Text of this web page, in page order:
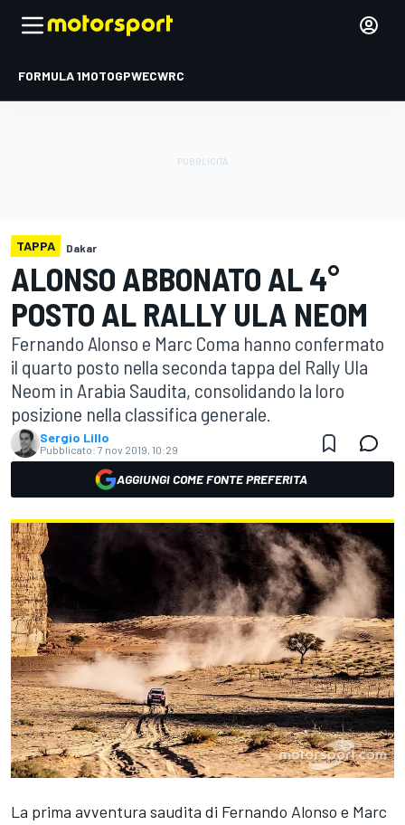
FORMULA 1MOTOGPWECWRC
TAPPA Dakar
ALONSO ABBONATO AL 4°
POSTO AL RALLY ULA NEOM
Fernando Alonso e Marc Coma hanno confermato
il quarto posto nella seconda tappa del Rally Ula
Neom in Arabia Saudita, consolidando la loro
posizione nella classifica generale.
Sergio Lillo
Pubblicato: 7 nov 2019, 10:29
AGGIUNGI COME FONTE PREFERITA
La prima avventura saudita di Fernando Alonso e Marc